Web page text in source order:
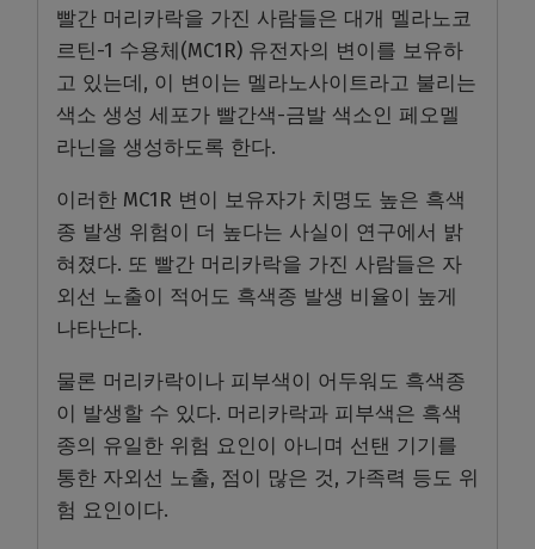
빨간 머리카락을 가진 사람들은 대개 멜라노코
르틴-1 수용체(MC1R) 유전자의 변이를 보유하
고 있는데, 이 변이는 멜라노사이트라고 불리는
색소 생성 세포가 빨간색-금발 색소인 페오멜
라닌을 생성하도록 한다.
이러한 MC1R 변이 보유자가 치명도 높은 흑색
종 발생 위험이 더 높다는 사실이 연구에서 밝
혀졌다. 또 빨간 머리카락을 가진 사람들은 자
외선 노출이 적어도 흑색종 발생 비율이 높게
나타난다.
물론 머리카락이나 피부색이 어두워도 흑색종
이 발생할 수 있다. 머리카락과 피부색은 흑색
종의 유일한 위험 요인이 아니며 선탠 기기를
통한 자외선 노출, 점이 많은 것, 가족력 등도 위
험 요인이다.